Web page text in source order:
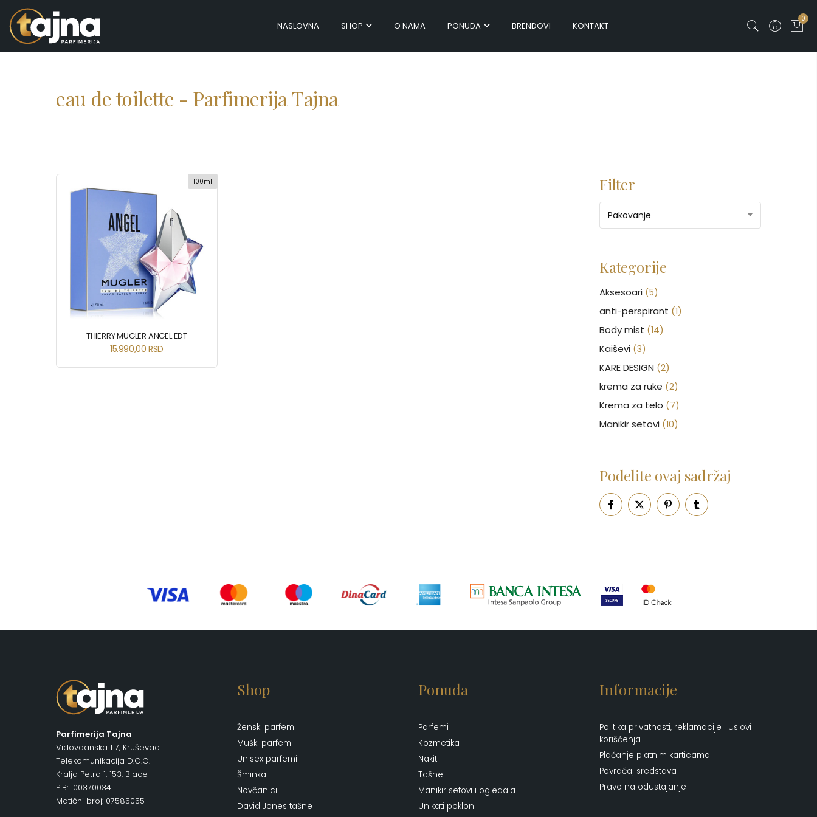
NASLOVNA SHOP O NAMA PONUDA BRENDOVI KONTAKT
0
eau de toilette - Parfimerija Tajna
100ml
THIERRY MUGLER ANGEL EDT
15.990,00RSD
Filter
Pakovanje
Kategorije
Aksesoari (5)
anti-perspirant (1)
Body mist (14)
Kaiševi (3)
KARE DESIGN (2)
krema za ruke (2)
Krema za telo (7)
Manikir setovi (10)
Nega lica (88)
Nega tela (93)
Neseseri (15)
Ogledalo (6)
Pepe Jeans Ranac
Putni program (47)
Tašne (67)
Uncategorized
Podelite ovaj sadržaj
Parfimerija Tajna
Vidovdanska 117, Kruševac
Telekomunikacija D.O.O.
Kralja Petra 1. 153, Blace
PIB: 100370034
Matični broj: 07585055
Shop
Ženski parfemi
Muški parfemi
Unisex parfemi
Šminka
Novčanici
David Jones tašne
Ponuda
Parfemi
Kozmetika
Nakit
Tašne
Manikir setovi i ogledala
Unikati pokloni
Informacije
Politika privatnosti, reklamacije i uslovi
korišćenja
Plaćanje platnim karticama
Povraćaj sredstava
Pravo na odustajanje